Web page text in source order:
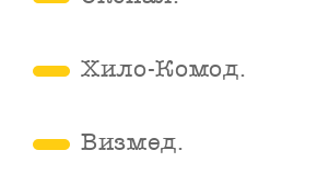
Хило-Комод.
Визмед.